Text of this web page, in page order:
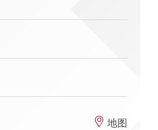
地图